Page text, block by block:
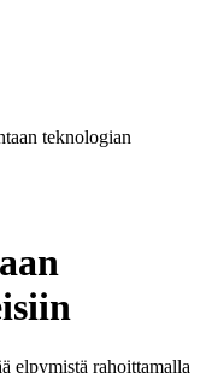
teknologian
elpymistä rahoittamalla